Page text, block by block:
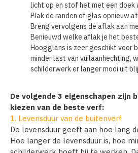
licht op en stof het met een doek
Plak de randen of glas opnieuw
Breng vervolgens de aflak aan
Benieuwd welke aflak je het
Hoogglans is zeer geschikt voor
minder last van vuilaanhechting,
schilderwerk er langer mooi uit
De volgende 3 eigenschapen zijn
kiezen van de beste verf:
1. Levensduur van de buitenverf
De levensduur geeft aan hoe lang
Hoe langer de levensduur is, hoe